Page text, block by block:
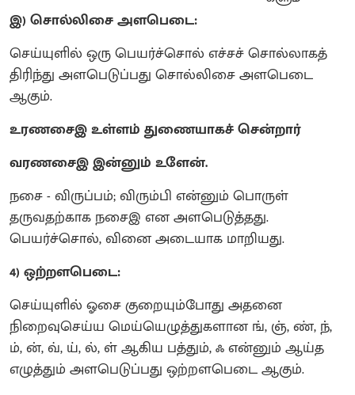
இ) சொல்லிசை அளபெடை:
செய்யுளில் ஒரு பெயர்ச்சொல் எச்சச் சொல்லாகத்
திரிந்து அளபெடுப்பது சொல்லிசை அளபெடை
ஆகும்.
உரணசைஇ உள்ளம் துணையாகச் சென்றார்
வரணசைஇ இன்னும் உளேன்.
நசை - விருப்பம்; விரும்பி என்னும் பொருள்
தருவதற்காக நசைஇ என அளபெடுத்தது.
பெயர்ச்சொல், வினை அடையாக மாறியது.
4) ஒற்றளபெடை:
செய்யுளில் ஓசை குறையும்போது அதனை
நிறைவுசெய்ய மெய்யெழுத்துகளான ங், ஞ், ண், ந்,
ம், ன், வ், ய், ல், ள் ஆகிய பத்தும், ஃ என்னும் ஆய்த
எழுத்தும் அளபெடுப்பது ஒற்றளபெடை ஆகும்.